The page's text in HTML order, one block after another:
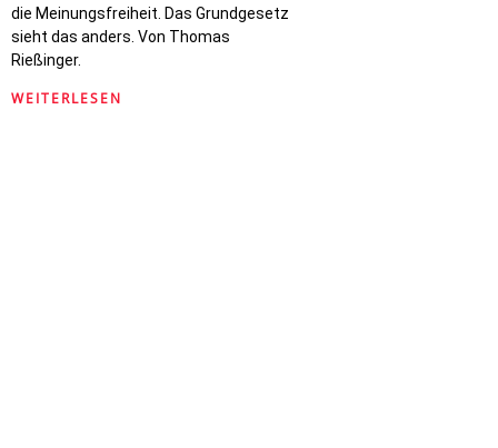
die Meinungsfreiheit. Das Grundgesetz
sieht das anders. Von Thomas
Rießinger.
WEITERLESEN